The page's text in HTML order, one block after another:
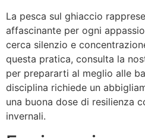
La pesca sul ghiaccio
affascinante per ogni
cerca silenzio e
questa pratica, consulta la
per prepararti al meglio alle
disciplina richiede un
una buona dose di resilienza
invernali.